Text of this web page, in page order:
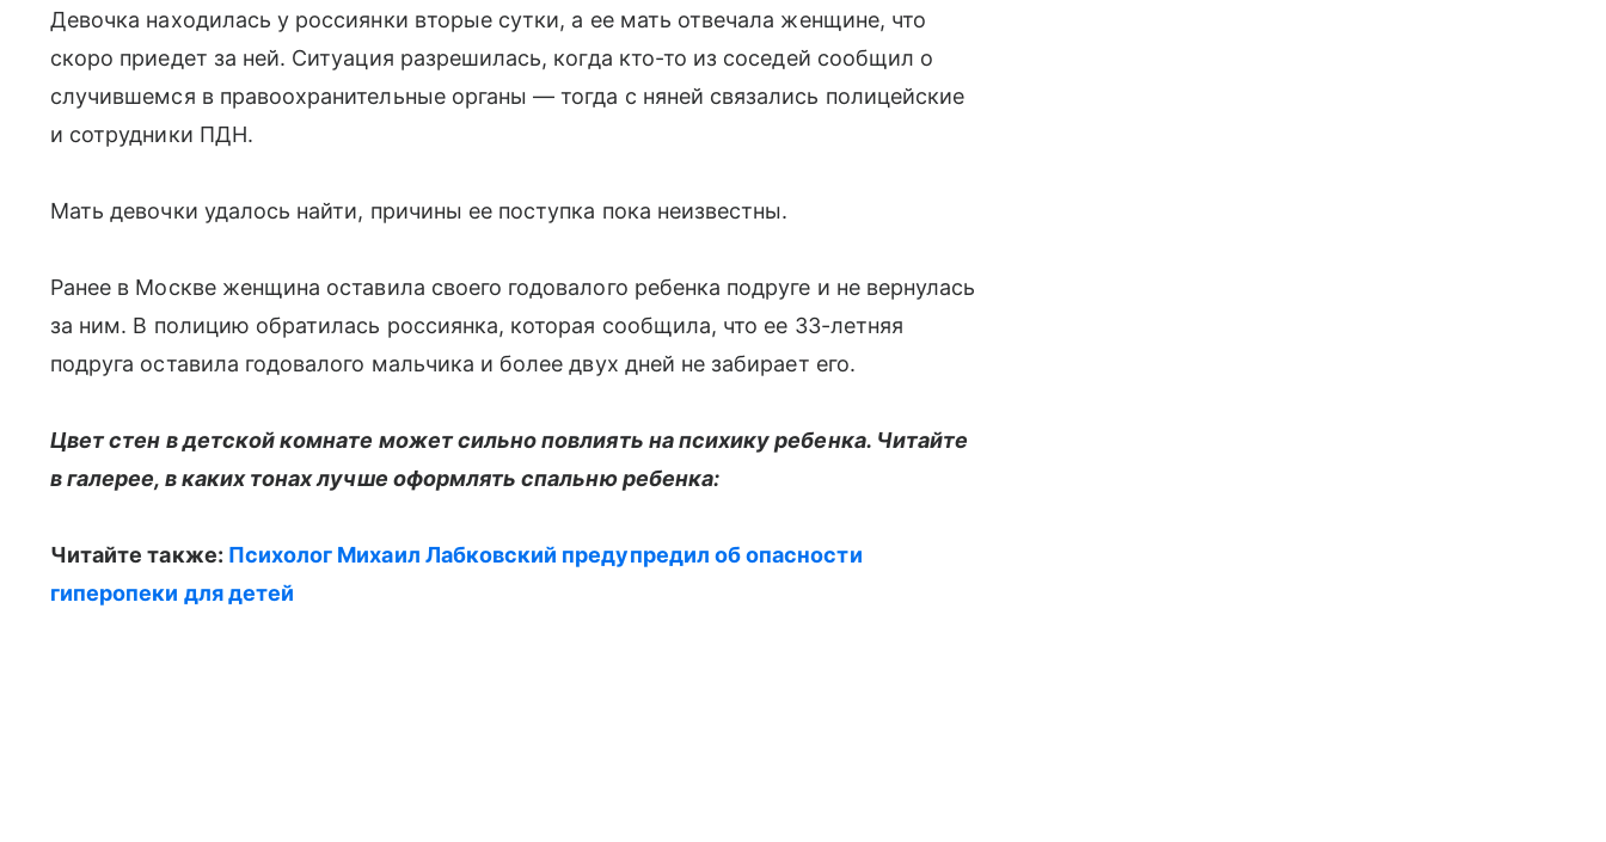
Девочка находилась у россиянки вторые сутки, а ее мать отвечала женщине, что
скоро приедет за ней. Ситуация разрешилась, когда кто-то из соседей сообщил о
случившемся в правоохранительные органы — тогда с няней связались полицейские
и сотрудники ПДН.
Мать девочки удалось найти, причины ее поступка пока неизвестны.
Ранее в Москве женщина оставила своего годовалого ребенка подруге и не вернулась
за ним. В полицию обратилась россиянка, которая сообщила, что ее 33-летняя
подруга оставила годовалого мальчика и более двух дней не забирает его.
Цвет стен в детской комнате может сильно повлиять на психику ребенка. Читайте
в галерее, в каких тонах лучше оформлять спальню ребенка:
Читайте также: Психолог Михаил Лабковский предупредил об опасности
гиперопеки для детей